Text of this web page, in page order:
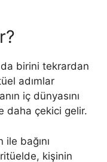
da birini tekrardan
adımlar
iç dünyasını
daha çekici gelir.
bağını
ritüelde, kişinin